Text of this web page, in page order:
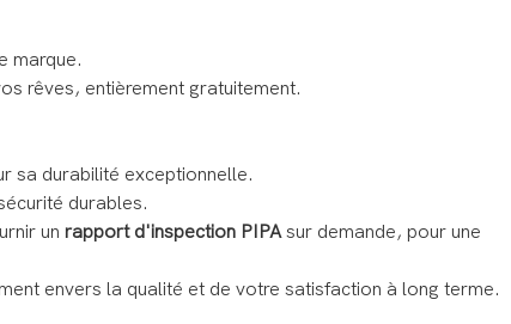
marque.
rêves, entièrement gratuitement.
sa durabilité exceptionnelle.
durables.
un rapport d'inspection PIPAsur demande, pour une
envers la qualité et de votre satisfaction à long terme.